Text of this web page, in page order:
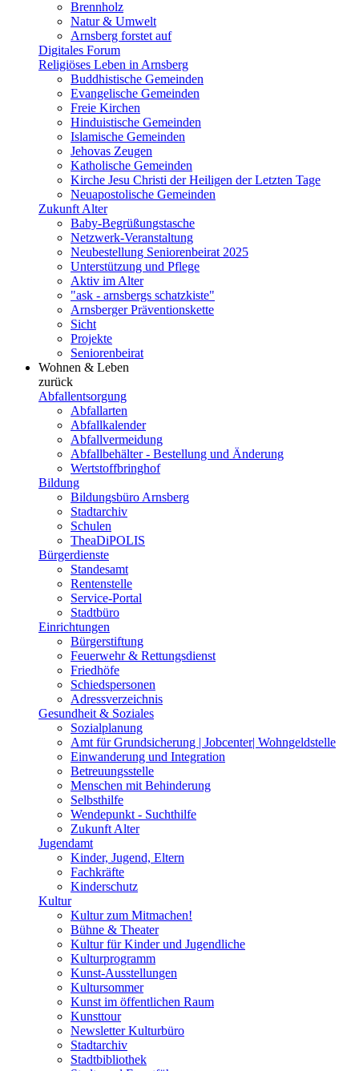
Brennholz
Natur & Umwelt
Arnsberg forstet auf
Digitales Forum
Religiöses Leben in Arnsberg
Buddhistische Gemeinden
Evangelische Gemeinden
Freie Kirchen
Hinduistische Gemeinden
Islamische Gemeinden
Jehovas Zeugen
Katholische Gemeinden
Kirche Jesu Christi der Heiligen der Letzten Tage
Neuapostolische Gemeinden
Zukunft Alter
Baby-Begrüßungstasche
Netzwerk-Veranstaltung
Neubestellung Seniorenbeirat 2025
Unterstützung und Pflege
Aktiv im Alter
"ask - arnsbergs schatzkiste"
Arnsberger Präventionskette
Sicht
Projekte
Seniorenbeirat
Wohnen & Leben
zurück
Abfallentsorgung
Abfallarten
Abfallkalender
Abfallvermeidung
Abfallbehälter - Bestellung und Änderung
Wertstoffbringhof
Bildung
Bildungsbüro Arnsberg
Stadtarchiv
Schulen
TheaDiPOLIS
Bürgerdienste
Standesamt
Rentenstelle
Service-Portal
Stadtbüro
Einrichtungen
Bürgerstiftung
Feuerwehr & Rettungsdienst
Friedhöfe
Schiedspersonen
Adressverzeichnis
Gesundheit & Soziales
Sozialplanung
Amt für Grundsicherung | Jobcenter| Wohngeldstelle
Einwanderung und Integration
Betreuungsstelle
Menschen mit Behinderung
Selbsthilfe
Wendepunkt - Suchthilfe
Zukunft Alter
Jugendamt
Kinder, Jugend, Eltern
Fachkräfte
Kinderschutz
Kultur
Kultur zum Mitmachen!
Bühne & Theater
Kultur für Kinder und Jugendliche
Kulturprogramm
Kunst-Ausstellungen
Kultursommer
Kunst im öffentlichen Raum
Kunsttour
Newsletter Kulturbüro
Stadtarchiv
Stadtbibliothek